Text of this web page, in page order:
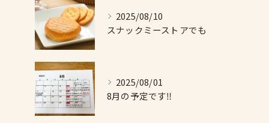
2025/08/10
スナックミーストアでも
2025/08/01
8月の予定です‼️